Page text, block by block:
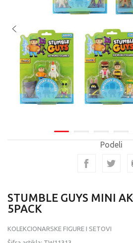
Podeli
STUMBLE GUYS MINI
5PACK
KOLEKCIONARSKE FIGURE I SETOVI